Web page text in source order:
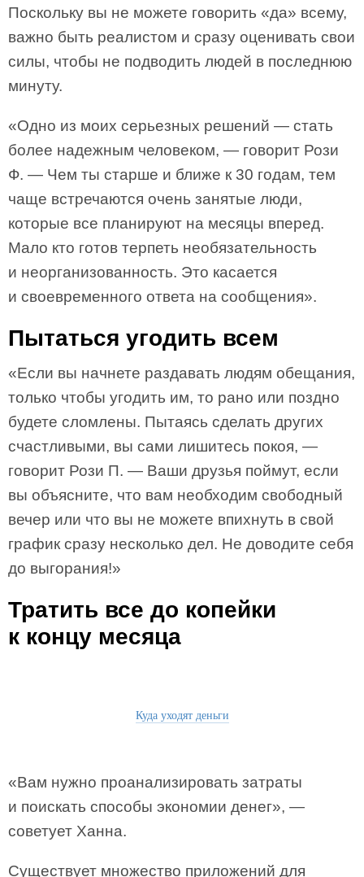
Поскольку вы не можете говорить «да» всему,
важно быть реалистом и сразу оценивать свои
силы, чтобы не подводить людей в последнюю
минуту.
«Одно из моих серьезных решений — стать
более надежным человеком, — говорит Рози
Ф. — Чем ты старше и ближе к 30 годам, тем
чаще встречаются очень занятые люди,
которые все планируют на месяцы вперед.
Мало кто готов терпеть необязательность
и неорганизованность. Это касается
и своевременного ответа на сообщения».
Пытаться угодить всем
«Если вы начнете раздавать людям обещания,
только чтобы угодить им, то рано или поздно
будете сломлены. Пытаясь сделать других
счастливыми, вы сами лишитесь покоя, —
говорит Рози П. — Ваши друзья поймут, если
вы объясните, что вам необходим свободный
вечер или что вы не можете впихнуть в свой
график сразу несколько дел. Не доводите себя
до выгорания!»
Тратить все до копейки
к концу месяца
Куда уходят деньги
«Вам нужно проанализировать затраты
и поискать способы экономии денег», —
советует Ханна.
Существует множество приложений для